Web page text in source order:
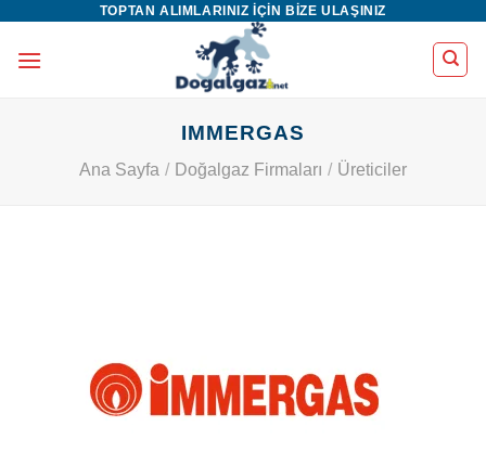
TOPTAN ALIMLARINIZ IÇIN BIZE ULAŞINIZ
IMMERGAS
Ana Sayfa / Doğalgaz Firmaları / Üreticiler